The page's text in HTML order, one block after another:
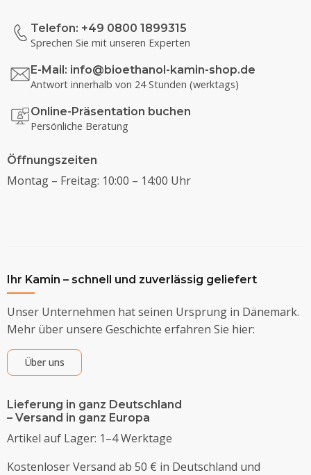
Telefon: +49 0800 1899315
Sprechen Sie mit unseren Experten
E-Mail: info@bioethanol-kamin-shop.de
Antwort innerhalb von 24 Stunden (werktags)
Online-Präsentation buchen
Persönliche Beratung
Öffnungszeiten
Montag – Freitag: 10:00 – 14:00 Uhr
Ihr Kamin – schnell und zuverlässig geliefert
Unser Unternehmen hat seinen Ursprung in Dänemark.
Mehr über unsere Geschichte erfahren Sie hier:
Über uns
Lieferung in ganz Deutschland
– Versand in ganz Europa
Artikel auf Lager: 1–4 Werktage
Kostenloser Versand ab 50 € in Deutschland und